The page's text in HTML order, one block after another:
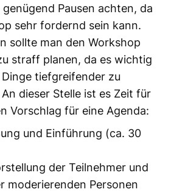
Pausen achten, da
sehr fordernd sein kann.
sollte man den Workshop
straff planen, da es wichtig
tiefgreifender zu
dieser Stelle ist es Zeit für
Vorschlag für eine Agenda:
und Einführung (ca. 30
der Teilnehmer und
moderierenden Personen